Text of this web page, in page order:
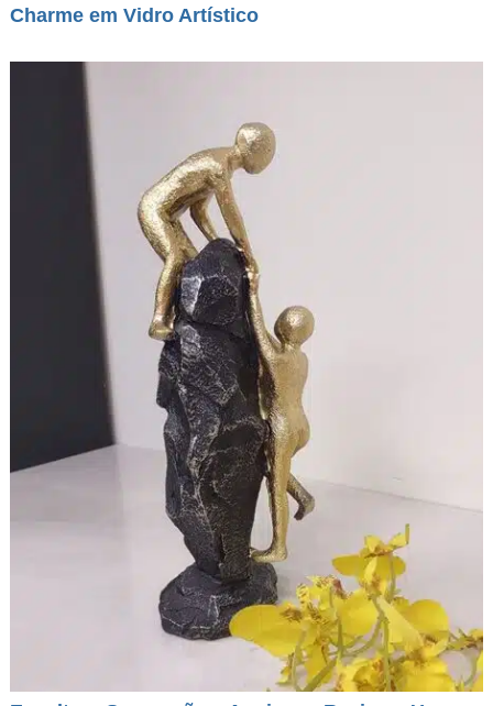
Charme em Vidro Artístico